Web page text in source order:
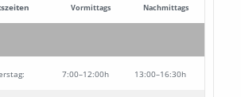
Vormittags Nachmittags
7:00–12:00h 13:00–16:30h